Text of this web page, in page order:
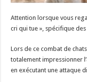
Attention lorsque vous
cri qui tue », spécifique
Lors de ce combat de
totalement impressionner
en exécutant une attaque